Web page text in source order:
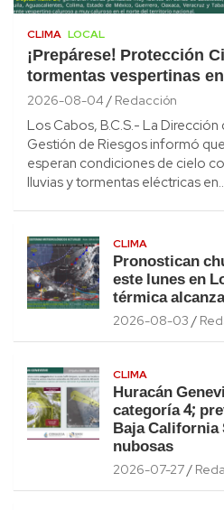
CLIMA LOCAL
¡Prepárese! Protección
tormentas vespertinas
2026-08-04 Redacción
Los Cabos, B.C.S.- La
Gestión de Riesgos informó
esperan condiciones de cielo
lluvias y tormentas eléctricas
CLIMA
Pronostican
este lunes en
térmica
2026-08-03
CLIMA
Huracán
categoría 4;
Baja
nubosas
2026-07-27